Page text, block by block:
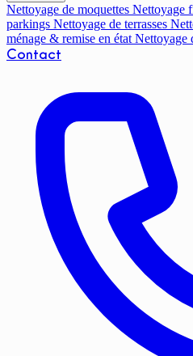
Nettoyage de moquettes Nettoyage
parkings Nettoyage de terrasses
ménage & remise en état Nettoyage
Contact